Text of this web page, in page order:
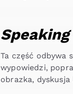
Speaking
Ta część odbywa
wypowiedzi,
obrazka,